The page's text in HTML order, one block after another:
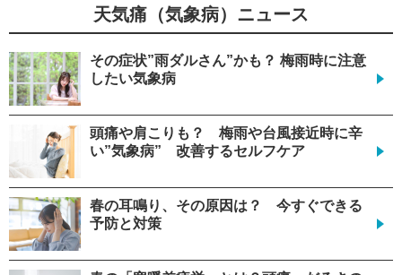
天気痛（気象病）ニュース
その症状”雨ダルさん”かも？ 梅雨時に注意
したい気象病
頭痛や肩こりも？ 梅雨や台風接近時に辛
い”気象病” 改善するセルフケア
春の耳鳴り、その原因は？ 今すぐできる
予防と対策